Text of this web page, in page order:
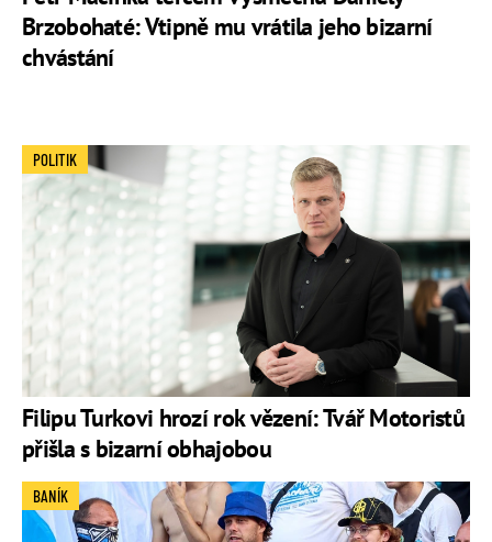
Brzobohaté: Vtipně mu vrátila jeho bizarní
chvástání
Filipu Turkovi hrozí rok vězení: Tvář Motoristů
přišla s bizarní obhajobou
POLITIK
BANÍK